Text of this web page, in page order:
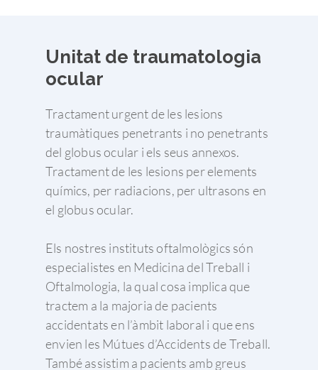
Unitat de traumatologia
ocular
Tractament urgent de les lesions
traumàtiques penetrants i no penetrants
del globus ocular i els seus annexos.
Tractament de les lesions per elements
químics, per radiacions, per ultrasons en
el globus ocular.
Els nostres instituts oftalmològics són
especialistes en Medicina del Treball i
Oftalmologia, la qual cosa implica que
tractem a la majoria de pacients
accidentats en l’àmbit laboral i que ens
envien les Mútues d’Accidents de Treball.
També assistim a pacients amb greus